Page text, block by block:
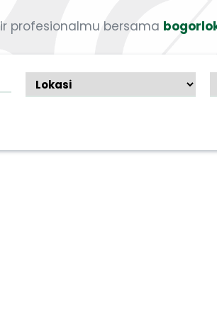
profesionalmu bersama